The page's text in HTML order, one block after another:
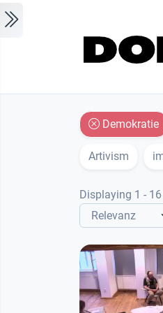
Demokratie
Artivism
Displaying 1 -